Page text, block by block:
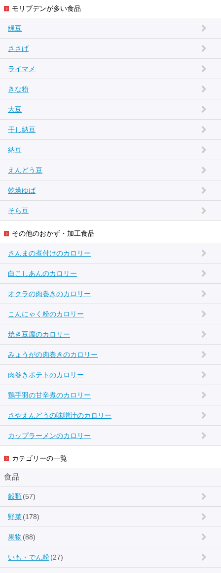
モリブデンが多い食品
緑豆
ささげ
ライマメ
きな粉
大豆
干し納豆
納豆
えんどう豆
乾燥ゆば
そら豆
その他のおかず・加工食品
さんまの煮付けのカロリー
白こしあんのカロリー
オクラの肉巻きのカロリー
こんにゃく粉のカロリー
焼き豆腐のカロリー
みょうがの肉巻きのカロリー
肉巻きポテトのカロリー
鶏手羽の甘辛煮のカロリー
さやえんどうの味噌汁のカロリー
カップラーメンのカロリー
カテゴリーの一覧
食品
穀類(57)
野菜(178)
果物 (88)
いも・でん粉(27)